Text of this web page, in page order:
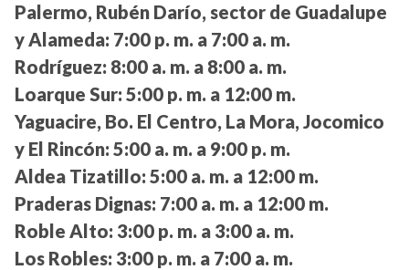
Palermo, Rubén Darío, sector de Guadalupe
y Alameda: 7:00 p. m. a 7:00 a. m.
Rodríguez: 8:00 a. m. a 8:00 a. m.
Loarque Sur: 5:00 p. m. a 12:00 m.
Yaguacire, Bo. El Centro, La Mora, Jocomico
y El Rincón: 5:00 a. m. a 9:00 p. m.
Aldea Tizatillo: 5:00 a. m. a 12:00 m.
Praderas Dignas: 7:00 a. m. a 12:00 m.
Roble Alto: 3:00 p. m. a 3:00 a. m.
Los Robles: 3:00 p. m. a 7:00 a. m.